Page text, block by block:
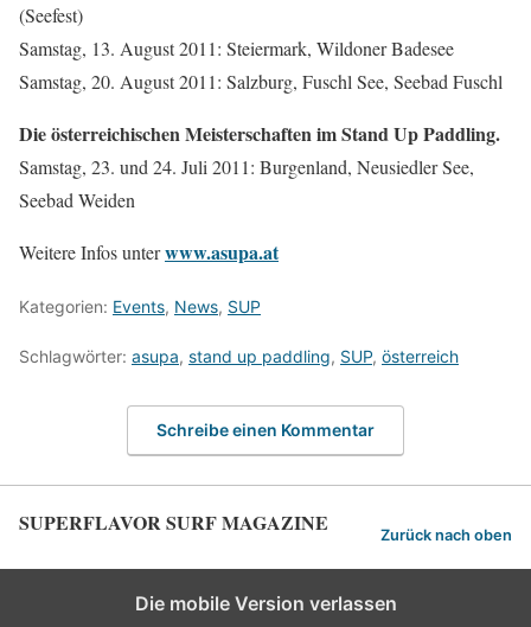
(Seefest)
Samstag, 13. August 2011: Steiermark, Wildoner Badesee
Samstag, 20. August 2011: Salzburg, Fuschl See, Seebad Fuschl
Die österreichischen Meisterschaften im Stand Up Paddling.
Samstag, 23. und 24. Juli 2011: Burgenland, Neusiedler See,
Seebad Weiden
Weitere Infos unterwww.asupa.at
Kategorien: Events, News, SUP
Schlagwörter: asupa, stand up paddling, SUP, österreich
Schreibe einen Kommentar
SUPERFLAVOR SURF MAGAZINE Zurück nach oben
Die mobile Version verlassen